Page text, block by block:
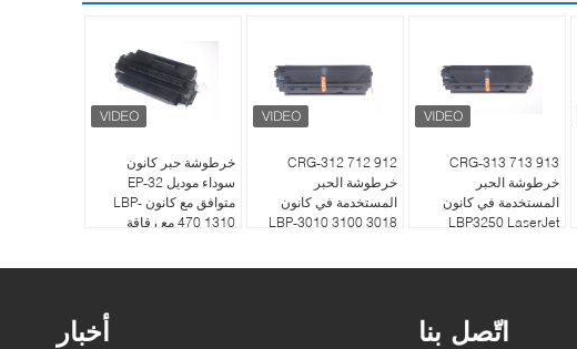
خرطوشة حبر كانون
سوداء موديل EP-32
متوافق مع كانون LBP-
470 1310 مع رقاقة
CRG-312 712 912
خرطوشة الحبر
المستخدمة في كانون
LBP-3010 3100 3018
CRG-313 713 913
خرطوشة الحبر
المستخدمة في كانون
LBP3250 LaserJet
أخبار اتّصل بنا